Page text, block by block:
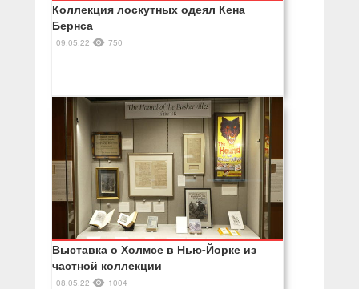
Коллекция лоскутных одеял Кена
Бернса
09.05.22 750
Выставка о Холмсе в Нью-Йорке из
частной коллекции
08.05.22 1004